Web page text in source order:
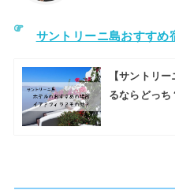
サントリーニ島おすすめ
【サントリ
るならどっ